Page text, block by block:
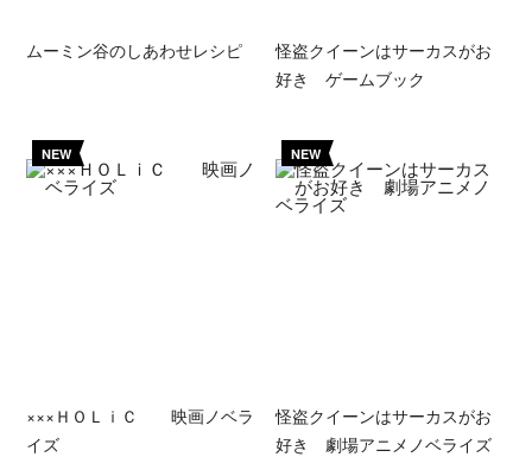
ムーミン谷のしあわせレシピ
怪盗クイーンはサーカスがお
好き ゲームブック
NEW
×××ＨＯＬｉＣ 映画ノベラ
イズ
NEW
怪盗クイーンはサーカスがお
好き 劇場アニメノベライズ